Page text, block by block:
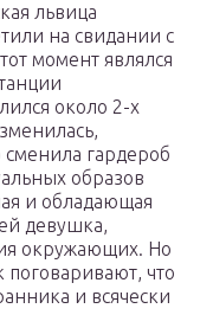
львица
на свидании с
момент являлся
около 2-х
гардероб
образов
и обладающая
девушка,
окружающих. Но
поговаривают, что
и всячески